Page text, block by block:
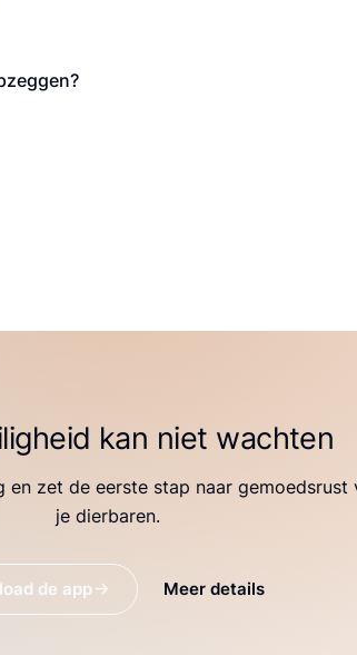
kan niet wachten
en zet de eerste stap naar gemoedsrust
je dierbaren.
de app Meer details